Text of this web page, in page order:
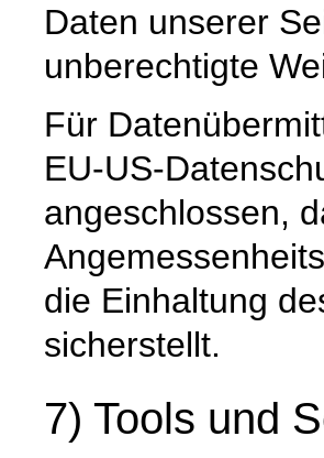
Daten unserer
unberechtigte
Für
EU-US-
angeschlossen,
die Einhaltung
sicherstellt.
7) Tools und